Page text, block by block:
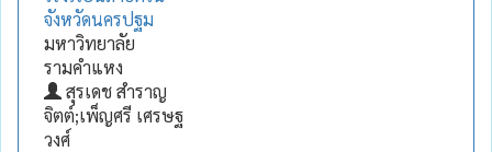
จังหวัดนครปฐม
มหาวิทยาลัย
รามคำแหง
สุรเดช สำราญ
จิตต์;เพ็ญศรี เศรษฐ
วงศ์